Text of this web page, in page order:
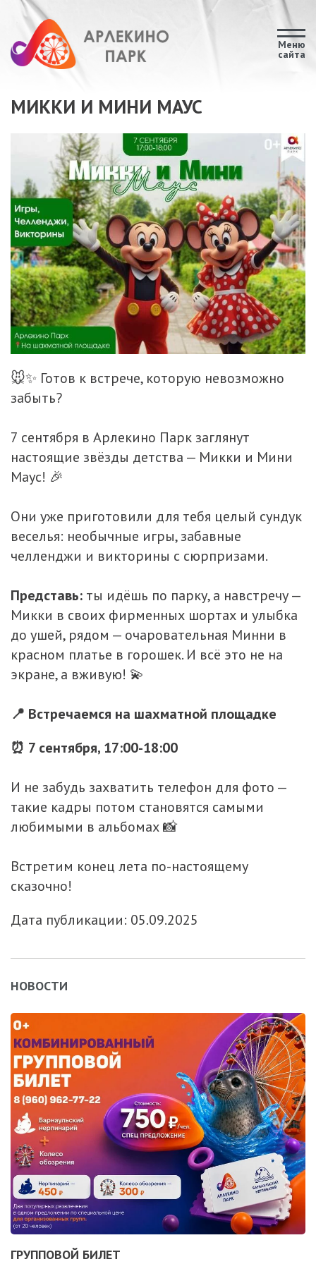
Меню
сайта
НОВОСТИ
ГРУППОВОЙ БИЛЕТ
МИККИ И МИНИ МАУС
🐭✨ Готов к встрече, которую невозможно
забыть?
7 сентября в Арлекино Парк заглянут
настоящие звёзды детства — Микки и Мини
Маус! 🎉
Они уже приготовили для тебя целый сундук
веселья: необычные игры, забавные
челленджи и викторины с сюрпризами.
Представь: ты идёшь по парку, а навстречу —
Микки в своих фирменных шортах и улыбка
до ушей, рядом — очаровательная Минни в
красном платье в горошек. И всё это не на
экране, а вживую! 💫
📍 Встречаемся на шахматной площадке
⏰ 7 сентября, 17:00-18:00
И не забудь захватить телефон для фото —
такие кадры потом становятся самыми
любимыми в альбомах 📸
Встретим конец лета по-настоящему
сказочно!
Дата публикации: 05.09.2025